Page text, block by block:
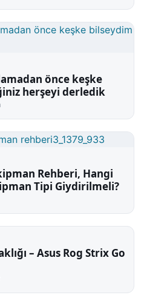
önce keşke
herşeyi derledik
Rehberi, Hangi
Tipi Giydirilmeli?
– Asus Rog Strix Go